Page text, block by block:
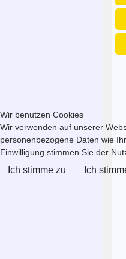
Wir benutzen Cookies
Wir verwenden auf unserer
personenbezogene Daten wie
Einwilligung stimmen Sie der
Ich stimme zu Ich